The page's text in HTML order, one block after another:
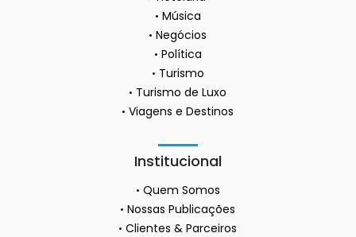
Música
Negócios
Política
Turismo
Turismo de Luxo
Viagens e Destinos
Institucional
Quem Somos
Nossas Publicações
Clientes & Parceiros